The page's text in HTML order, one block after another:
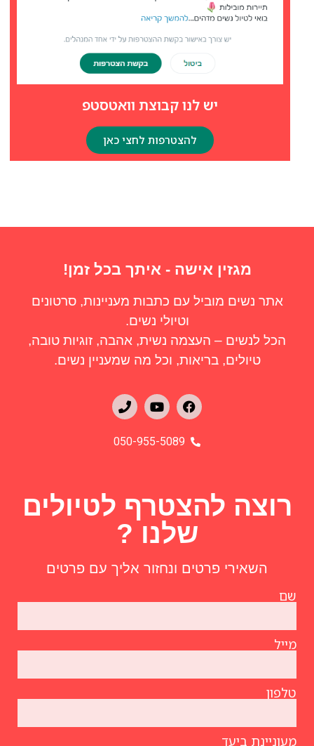
יש לנו קבוצת וואטסטפ
להצטרפות לחצי כאן
מגזין אישה - איתך בכל זמן!
אתר נשים מוביל עם כתבות מעניינות, סרטונים
וטיולי נשים.
הכל לנשים – העצמה נשית, אהבה, זוגיות טובה,
טיולים, בריאות, וכל מה שמעניין נשים.
050-955-5089
רוצה להצטרף לטיולים
שלנו ?
השאירי פרטים ונחזור אליך עם פרטים
שם
מייל
טלפון
מעוניינת ביעד